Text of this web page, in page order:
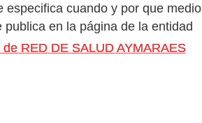
cuando y por que
en la página de la entidad
RED DE SALUD AYMARAES